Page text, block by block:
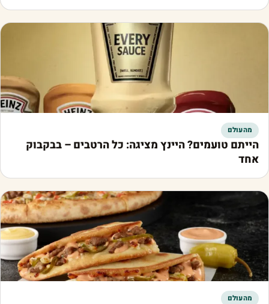
מהעולם
הייתם טועמים? היינץ מציגה: כל הרטבים – בבקבוק
אחד
מהעולם